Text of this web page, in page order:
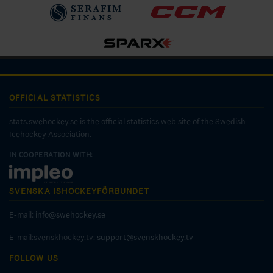
OFFICIAL STATISTICS
stats.swehockey.se is the official statistics web site of the Swedish
Icehockey Association.
IN COOPERATION WITH:
SVENSKA ISHOCKEYFÖRBUNDET
E-mail: info@swehockey.se
E-mail:svenskhockey.tv: support@svenskhockey.tv
FOLLOW US